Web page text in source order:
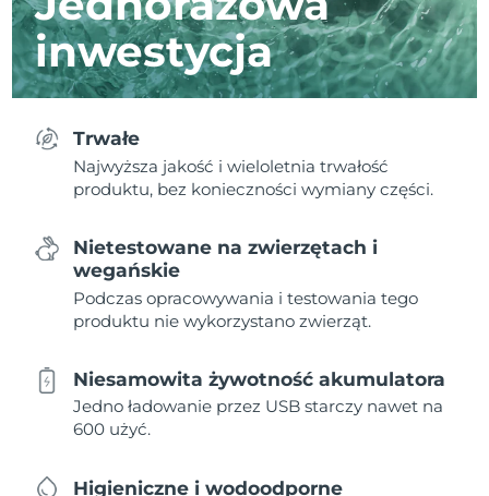
inwestycja
Trwałe
Najwyższa jakość i wieloletnia trwałość
produktu, bez konieczności wymiany części.
Nietestowane na zwierzętach i
wegańskie
Podczas opracowywania i testowania tego
produktu nie wykorzystano zwierząt.
Niesamowita żywotność akumulatora
Jedno ładowanie przez USB starczy nawet na
600 użyć.
Higieniczne i wodoodporne